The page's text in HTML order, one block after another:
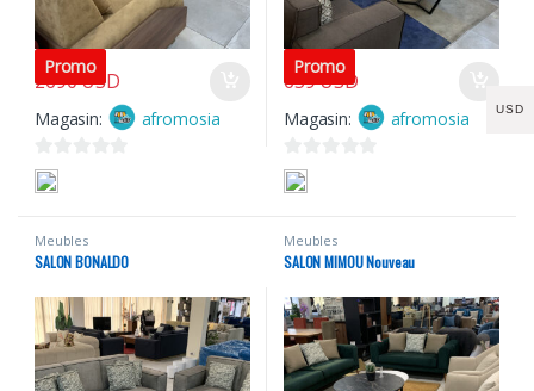
Promo
2690USD
3700USD
Magasin: afromosia
0
s
r
Promo
659USD
3700USD
Magasin: afromosia
0
s
r
Meubles
SALON BONALDO
Meubles
SALON MIMOU Nouveau
USD